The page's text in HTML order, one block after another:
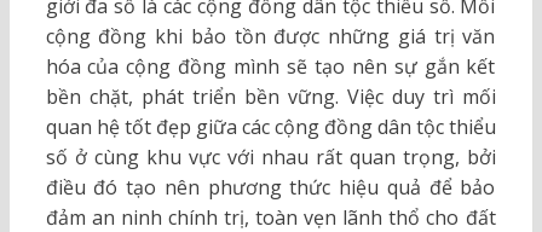
giới đa số là các cộng đồng dân tộc thiểu số. Mỗi
cộng đồng khi bảo tồn được những giá trị văn
hóa của cộng đồng mình sẽ tạo nên sự gắn kết
bền chặt, phát triển bền vững. Việc duy trì mối
quan hệ tốt đẹp giữa các cộng đồng dân tộc thiểu
số ở cùng khu vực với nhau rất quan trọng, bởi
điều đó tạo nên phương thức hiệu quả để bảo
đảm an ninh chính trị, toàn vẹn lãnh thổ cho đất